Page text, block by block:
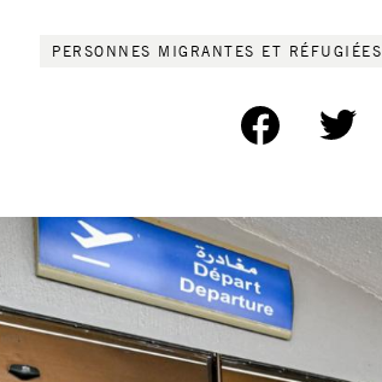
PERSONNES MIGRANTES ET RÉFUGIÉES